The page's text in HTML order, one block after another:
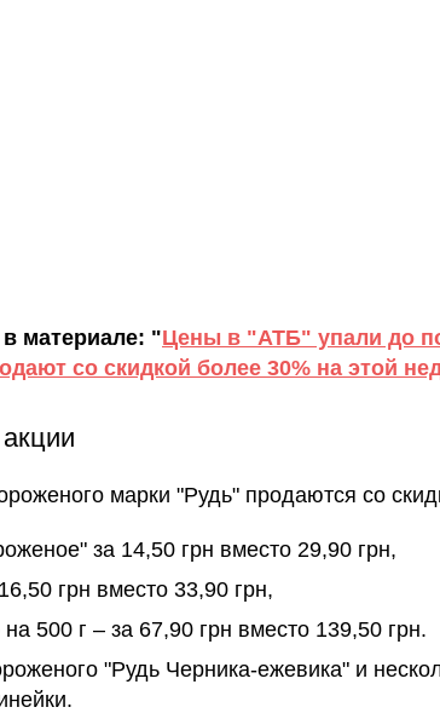
материале: "Цены в "АТБ" упали до
со скидкой более 30% на этой
марки "Рудь" продаются со
за 14,50 грн вместо 29,90 грн,
грн вместо 33,90 грн,
500 г – за 67,90 грн вместо 139,50 грн.
"Рудь Черника-ежевика" и